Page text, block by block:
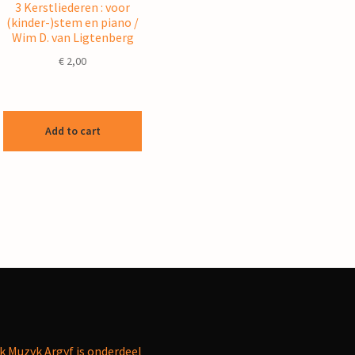
3 Kerstliederen : voor
(kinder-)stem en piano /
Wim D. van Ligtenberg
€ 2,00
Add to cart
Muzyk Argyf is onderdeel